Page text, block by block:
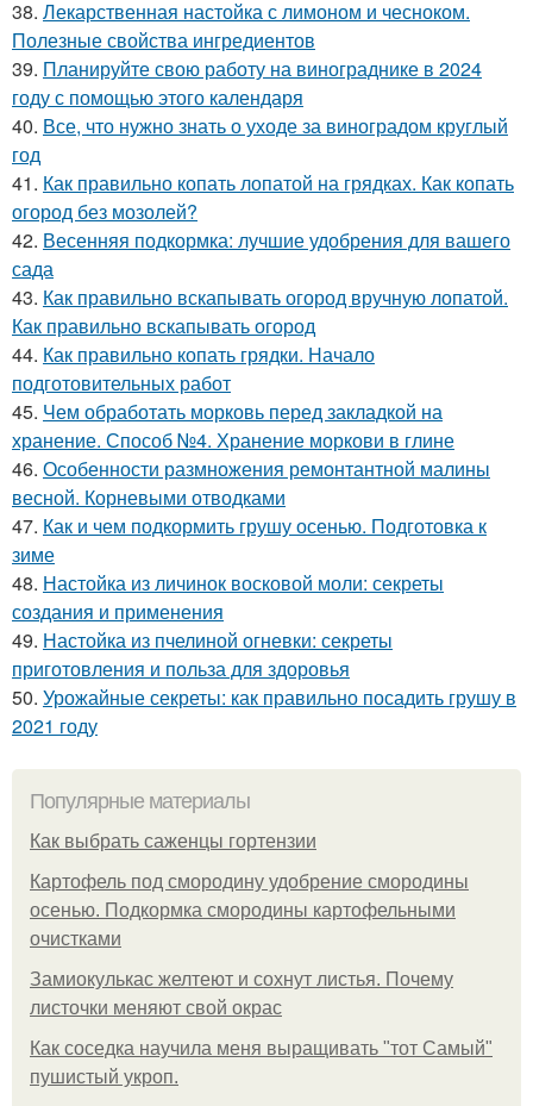
38. Лекарственная настойка с лимоном и чесноком.
Полезные свойства ингредиентов
39. Планируйте свою работу на винограднике в 2024
году с помощью этого календаря
40. Все, что нужно знать о уходе за виноградом круглый
год
41. Как правильно копать лопатой на грядках. Как копать
огород без мозолей?
42. Весенняя подкормка: лучшие удобрения для вашего
сада
43. Как правильно вскапывать огород вручную лопатой.
Как правильно вскапывать огород
44. Как правильно копать грядки. Начало
подготовительных работ
45. Чем обработать морковь перед закладкой на
хранение. Способ №4. Хранение моркови в глине
46. Особенности размножения ремонтантной малины
весной. Корневыми отводками
47. Как и чем подкормить грушу осенью. Подготовка к
зиме
48. Настойка из личинок восковой моли: секреты
создания и применения
49. Настойка из пчелиной огневки: секреты
приготовления и польза для здоровья
50. Урожайные секреты: как правильно посадить грушу в
2021 году
Популярные материалы
Как выбрать саженцы гортензии
Картофель под смородину удобрение смородины
осенью. Подкормка смородины картофельными
очистками
Замиокулькас желтеют и сохнут листья. Почему
листочки меняют свой окрас
Как соседка научила меня выращивать "тот Самый"
пушистый укроп.